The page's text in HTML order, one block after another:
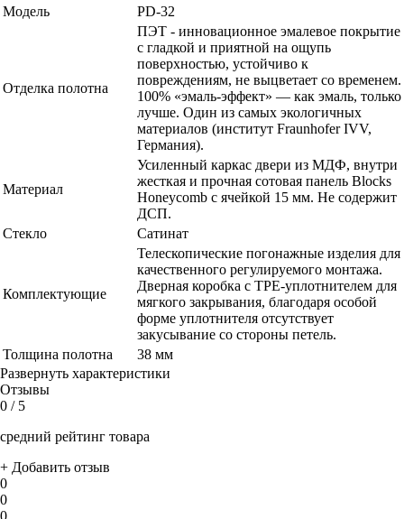
Модель PD-32
Отделка полотна
ПЭТ - инновационное эмалевое покрытие
c гладкой и приятной на ощупь
поверхностью, устойчиво к
повреждениям, не выцветает со временем.
100% «эмаль-эффект» — как эмаль, только
лучше. Один из самых экологичных
материалов (институт Fraunhofer IVV,
Германия).
Материал
Усиленный каркас двери из МДФ, внутри
жесткая и прочная сотовая панель Blocks
Honeycomb с ячейкой 15 мм. Не содержит
ДСП.
Стекло
Сатинат
Комплектующие
Телескопические погонажные изделия для
качественного регулируемого монтажа.
Дверная коробка с TPE-уплотнителем для
мягкого закрывания, благодаря особой
форме уплотнителя отсутствует
закусывание со стороны петель.
Толщина полотна
38 мм
Развернуть характеристики
Отзывы
0 / 5
средний рейтинг товара
+ Добавить отзыв
0
0